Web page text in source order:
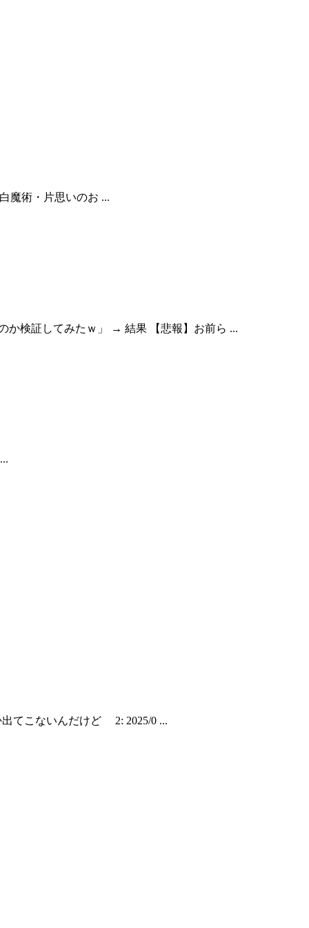
魔術・片思いのお ...
か検証してみたｗ」 → 結果 【悲報】お前ら ...
出てこないんだけど 2: 2025/0 ...